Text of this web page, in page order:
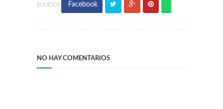
SUCESOS
Facebook
NO HAY COMENTARIOS